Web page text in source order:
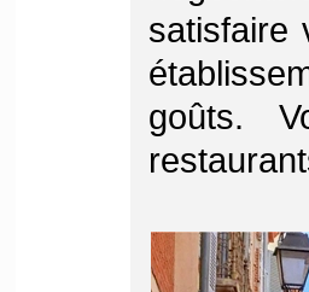
satisfaire
goûts.